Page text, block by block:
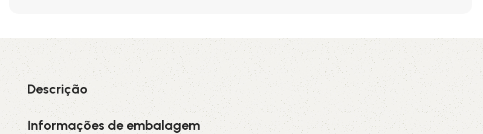
PL SPA SPB SPC
XPA XPB XPZ ZX
Descrição
Informações de embalagem